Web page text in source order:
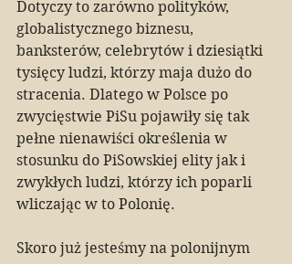
Dotyczy to zarówno polityków,
globalistycznego biznesu,
banksterów, celebrytów i dziesiątki
tysięcy ludzi, którzy maja dużo do
stracenia. Dlatego w Polsce po
zwycięstwie PiSu pojawiły się tak
pełne nienawiści określenia w
stosunku do PiSowskiej elity jak i
zwykłych ludzi, którzy ich poparli
wliczając w to Polonię.
Skoro już jesteśmy na polonijnym